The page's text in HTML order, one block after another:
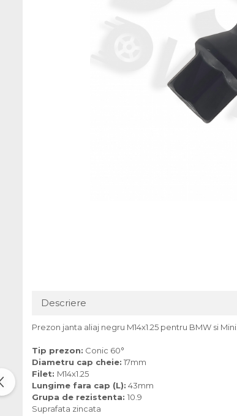
Descriere
Prezon janta aliaj negru M14x1.25 pentru BMW si Mini.
Tip prezon: Conic 60°
Diametru cap cheie: 17mm
Filet: M14x1.25
Lungime fara cap (L): 43mm
Grupa de rezistenta: 10.9
Suprafata zincata